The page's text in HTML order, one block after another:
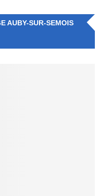
AUBY-SUR-SEMOIS